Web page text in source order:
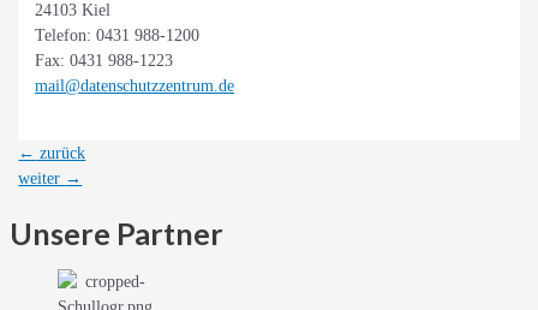
24103 Kiel
Telefon: 0431 988-1200
Fax: 0431 988-1223
mail@datenschutzzentrum.de
Beitragsnavigation
← zurück
weiter →
Unsere Partner